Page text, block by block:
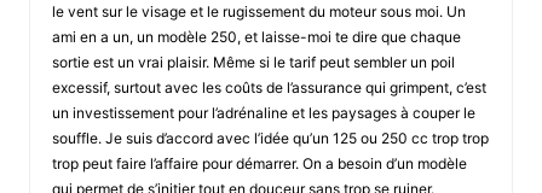
le vent sur le visage et le rugissement du moteur sous moi. Un
ami en a un, un modèle 250, et laisse-moi te dire que chaque
sortie est un vrai plaisir. Même si le tarif peut sembler un poil
excessif, surtout avec les coûts de l’assurance qui grimpent, c’est
un investissement pour l’adrénaline et les paysages à couper le
souffle. Je suis d’accord avec l’idée qu’un 125 ou 250 cc trop trop
trop peut faire l’affaire pour démarrer. On a besoin d’un modèle
qui permet de s’initier tout en douceur sans trop se ruiner.